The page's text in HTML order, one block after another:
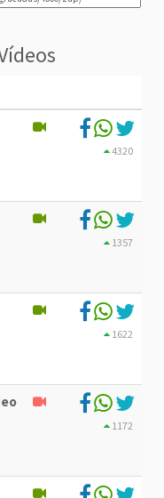
4320
1357
1622
1172